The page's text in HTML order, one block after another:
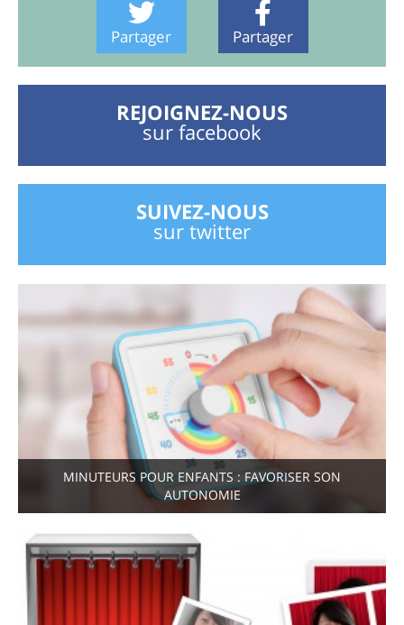
Partager Partager
REJOIGNEZ-NOUS
sur facebook
SUIVEZ-NOUS
sur twitter
MINUTEURS POUR ENFANTS : FAVORISER SON
AUTONOMIE